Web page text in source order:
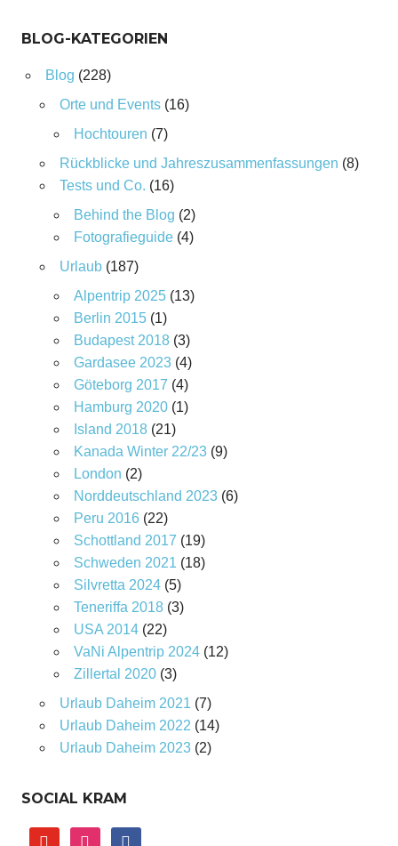
BLOG-KATEGORIEN
Blog (228)
Orte und Events(16)
Hochtouren (7)
Rückblicke und Jahreszusammenfassungen (8)
Tests und Co. (16)
Behind the Blog (2)
Fotografieguide(4)
Urlaub(187)
Alpentrip 2025(13)
Berlin 2015(1)
Budapest 2018(3)
Gardasee 2023(4)
Göteborg 2017 (4)
Hamburg 2020(1)
Island 2018(21)
Kanada Winter 22/23(9)
London (2)
Norddeutschland 2023(6)
Peru 2016(22)
Schottland 2017 (19)
Schweden 2021 (18)
Silvretta 2024(5)
Teneriffa 2018(3)
USA 2014(22)
VaNi Alpentrip 2024(12)
Zillertal 2020(3)
Urlaub Daheim 2021 (7)
Urlaub Daheim 2022 (14)
Urlaub Daheim 2023(2)
SOCIAL KRAM
youtube instagramfacebook